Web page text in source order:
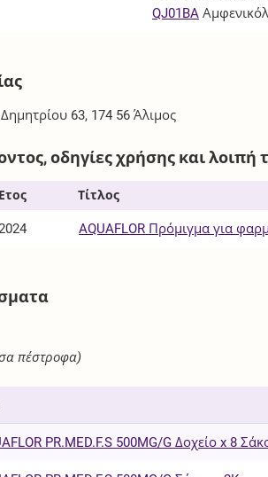
QJ01BA
63, 174 56 Άλιμος
οδηγίες χρήσης και λοιπή
Τίτλος
AQUAFLOR Πρόμιγμα για
πέστροφα)
PR.MED.F.S 500MG/G Δοχείο x 8